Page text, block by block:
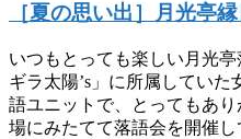
［夏の思い出］月光亭
いつもとっても楽しい月光
ギラ太陽’s」に所属してい
語ユニットで、とってもあ
場にみたてて落語会を開催